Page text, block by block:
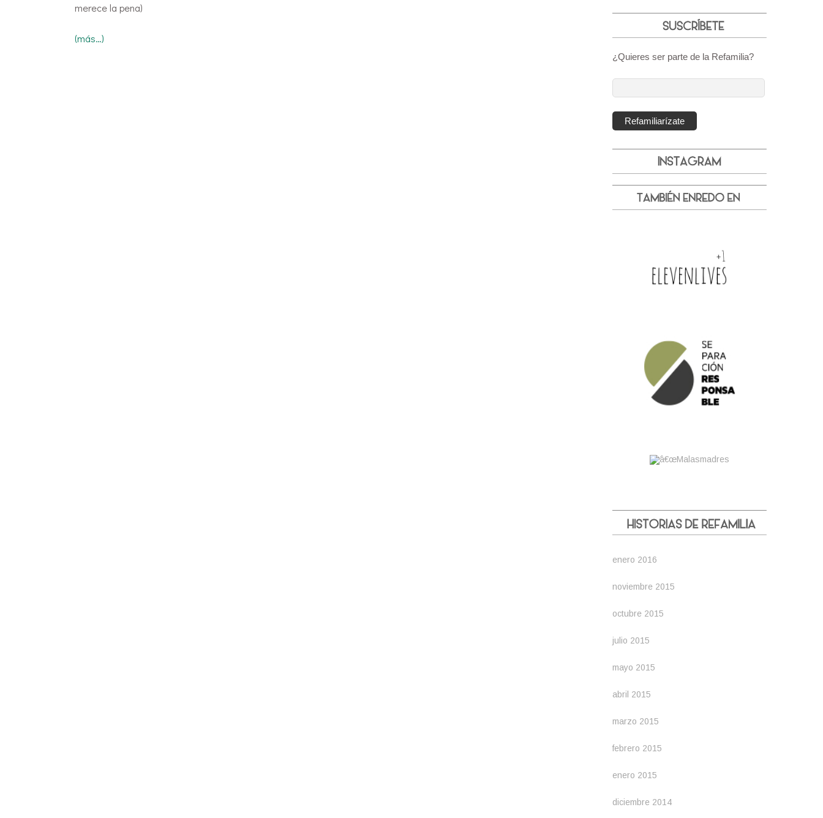
merece la pena)
(más…)
¿Quieres ser parte de la Refamilia?
correo
electrónico:
Refamiliarízate
enero 2016
noviembre 2015
octubre 2015
julio 2015
mayo 2015
abril 2015
marzo 2015
febrero 2015
enero 2015
diciembre 2014